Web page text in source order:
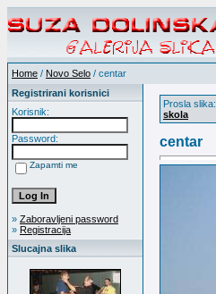
Home / Novo Selo / centar
Registrirani korisnici
Korisnik:
Password:
Zapamti me
» Zaboravljeni password
» Registracija
Slucajna slika
Prosla slika:
skola
centar